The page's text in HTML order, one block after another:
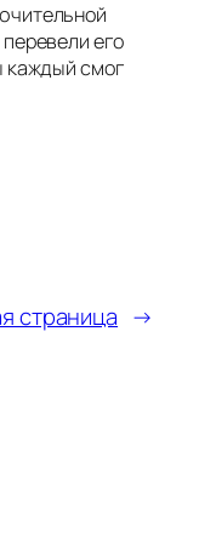
его
каждый смог
страница →